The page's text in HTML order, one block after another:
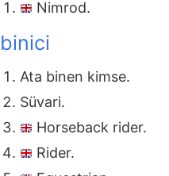
Nimrod.
binici
Ata binen kimse.
Süvari.
Horseback rider.
Rider.